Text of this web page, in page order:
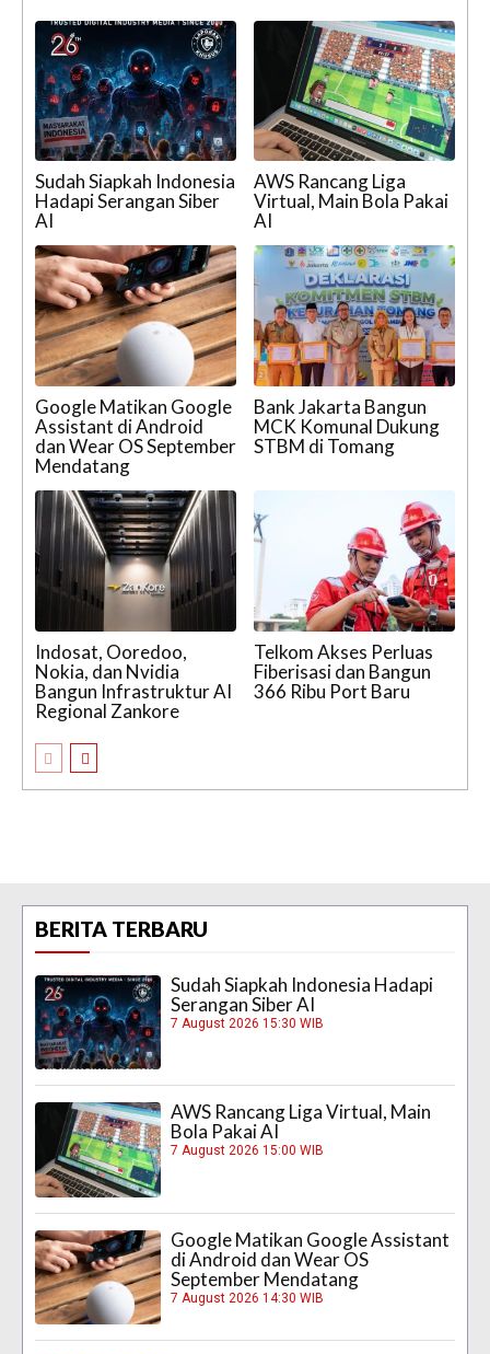
Sudah Siapkah Indonesia
Hadapi Serangan Siber
AI
AWS Rancang Liga
Virtual, Main Bola Pakai
AI
Google Matikan Google
Assistant di Android
dan Wear OS September
Mendatang
Bank Jakarta Bangun
MCK Komunal Dukung
STBM di Tomang
Indosat, Ooredoo,
Nokia, dan Nvidia
Bangun Infrastruktur AI
Regional Zankore
Telkom Akses Perluas
Fiberisasi dan Bangun
366 Ribu Port Baru
BERITA TERBARU
Sudah Siapkah Indonesia Hadapi
Serangan Siber AI
7 August 2026 15:30 WIB
AWS Rancang Liga Virtual, Main
Bola Pakai AI
7 August 2026 15:00 WIB
Google Matikan Google Assistant
di Android dan Wear OS
September Mendatang
7 August 2026 14:30 WIB